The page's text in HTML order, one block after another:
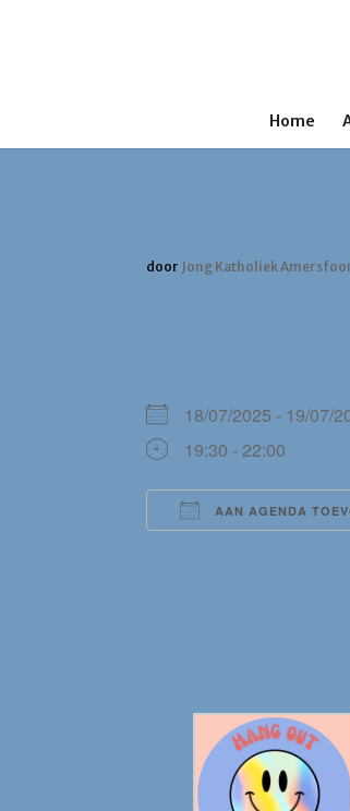
Home
door Jong Katholiek
18/07/2025 - 19/07/
19:30 - 22:00
AAN AGENDA